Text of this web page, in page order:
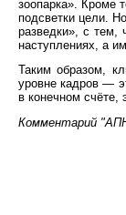
зоопарка». Кроме
подсветки цели.
разведки», с тем,
наступлениях, а
Таким образом,
уровне кадров —
в конечном счёте,
Комментарий "АПН